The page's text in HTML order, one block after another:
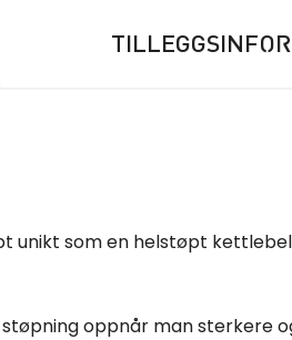
unikt som en helstøpt
oppnår man sterkere